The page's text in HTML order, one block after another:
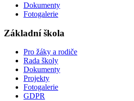
Dokumenty
Fotogalerie
Základní škola
Pro žáky a rodiče
Rada školy
Dokumenty
Projekty
Fotogalerie
GDPR